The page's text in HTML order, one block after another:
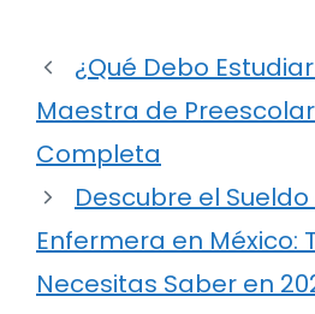
¿Qué Debo
Maestra de
Completa
Descubre el
Enfermera en México:
Necesitas Saber en